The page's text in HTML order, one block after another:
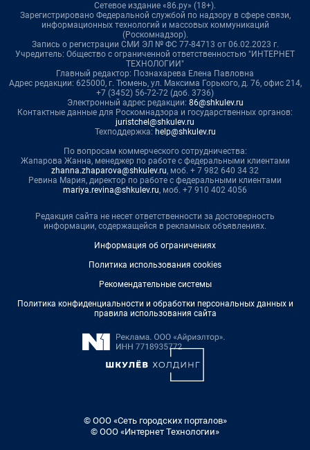
Сетевое издание «86.ру» (18+).
Зарегистрировано Федеральной службой по надзору в сфере связи,
информационных технологий и массовых коммуникаций
(Роскомнадзор).
Запись о регистрации СМИ ЭЛ № ФС 77-84713 от 06.02.2023 г.
Учредитель: Общество с ограниченной ответственностью "ИНТЕРНЕТ
ТЕХНОЛОГИИ"
Главный редактор: Познахарева Елена Павловна
Адрес редакции: 625000, г. Тюмень, ул. Максима Горького, д. 76, офис 214,
+7 (3452) 56-72-72 (доб. 3736)
Электронный адрес редакции: 86@shkulev.ru
Контактные данные для Роскомнадзора и государственных органов:
juristchel@shkulev.ru
Техподдержка: help@shkulev.ru
По вопросам коммерческого сотрудничества:
Жапарова Жанна, менеджер по работе с федеральными клиентами
zhanna.zhaparova@shkulev.ru, моб. + 7 982 640 34 32
Ревина Мария, директор по работе с федеральными клиентами
mariya.revina@shkulev.ru, моб. +7 910 402 4056
Редакция сайта не несет ответственности за достоверность
информации, содержащейся в рекламных объявлениях.
Информация об ограничениях
Политика использования cookies
Рекомендательные системы
Политика конфиденциальности и обработки персональных данных и
правила использования сайта
© ООО «Сеть городских порталов»
© ООО «Интернет Технологии»